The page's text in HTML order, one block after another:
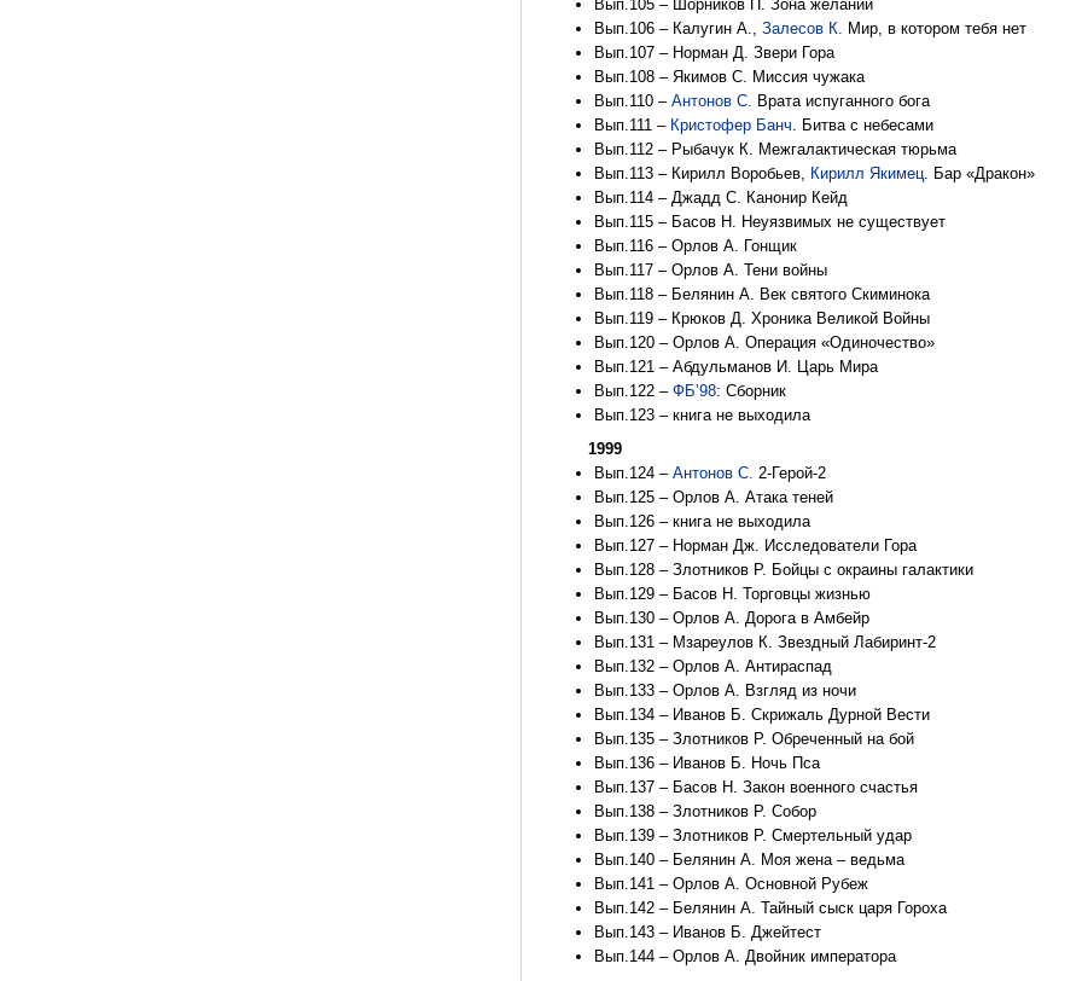
Вып.105 – Шорников П. Зона желаний
Вып.106 – Калугин А., Залесов К. Мир, в котором тебя нет
Вып.107 – Норман Д. Звери Гора
Вып.108 – Якимов С. Миссия чужака
Вып.110 – Антонов С. Врата испуганного бога
Вып.111 – Кристофер Банч. Битва с небесами
Вып.112 – Рыбачук К. Межгалактическая тюрьма
Вып.113 – Кирилл Воробьев, Кирилл Якимец. Бар «Дракон»
Вып.114 – Джадд С. Канонир Кейд
Вып.115 – Басов Н. Неуязвимых не существует
Вып.116 – Орлов А. Гонщик
Вып.117 – Орлов А. Тени войны
Вып.118 – Белянин А. Век святого Скиминока
Вып.119 – Крюков Д. Хроника Великой Войны
Вып.120 – Орлов А. Операция «Одиночество»
Вып.121 – Абдульманов И. Царь Мира
Вып.122 – ФБ’98: Сборник
Вып.123 – книга не выходила
1999
Вып.124 – Антонов С. 2-Герой-2
Вып.125 – Орлов А. Атака теней
Вып.126 – книга не выходила
Вып.127 – Норман Дж. Исследователи Гора
Вып.128 – Злотников Р. Бойцы с окраины галактики
Вып.129 – Басов Н. Торговцы жизнью
Вып.130 – Орлов А. Дорога в Амбейр
Вып.131 – Мзареулов К. Звездный Лабиринт-2
Вып.132 – Орлов А. Антираспад
Вып.133 – Орлов А. Взгляд из ночи
Вып.134 – Иванов Б. Скрижаль Дурной Вести
Вып.135 – Злотников Р. Обреченный на бой
Вып.136 – Иванов Б. Ночь Пса
Вып.137 – Басов Н. Закон военного счастья
Вып.138 – Злотников Р. Собор
Вып.139 – Злотников Р. Смертельный удар
Вып.140 – Белянин А. Моя жена – ведьма
Вып.141 – Орлов А. Основной Рубеж
Вып.142 – Белянин А. Тайный сыск царя Гороха
Вып.143 – Иванов Б. Джейтест
Вып.144 – Орлов А. Двойник императора